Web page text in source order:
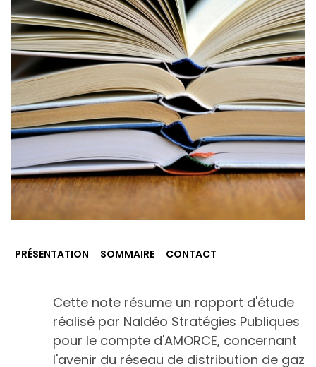
PRÉSENTATION SOMMAIRE CONTACT
Cette note résume un rapport d'étude
réalisé par Naldéo Stratégies Publiques
pour le compte d'AMORCE, concernant
l'avenir du réseau de distribution de gaz